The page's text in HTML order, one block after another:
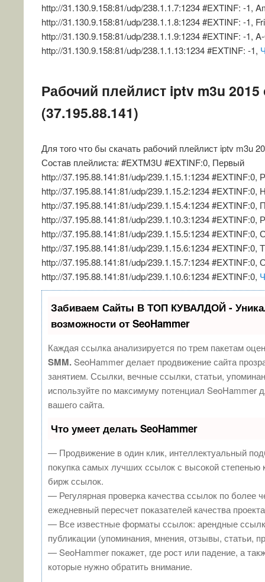
http://31.130.9.158:81/udp/238.1.1.7:1234 #EXTINF: -1,
http://31.130.9.158:81/udp/238.1.1.8:1234 #EXTINF: -1,
http://31.130.9.158:81/udp/238.1.1.9:1234 #EXTINF: -1,
http://31.130.9.158:81/udp/238.1.1.13:1234 #EXTINF: -1,
Рабочий плейлист iptv m3u 2015
(37.195.88.141)
Для того что бы скачать рабочий плейлист iptv m3u
Состав плейлиста: #EXTM3U #EXTINF:0, Первый
http://37.195.88.141:81/udp/239.1.15.1:1234 #EXTINF:0,
http://37.195.88.141:81/udp/239.1.15.2:1234 #EXTINF:0,
http://37.195.88.141:81/udp/239.1.15.4:1234 #EXTINF:0,
http://37.195.88.141:81/udp/239.1.10.3:1234
http://37.195.88.141:81/udp/239.1.15.5:1234 #EXTINF:0,
http://37.195.88.141:81/udp/239.1.15.6:1234 #EXTINF:0,
http://37.195.88.141:81/udp/239.1.15.7:1234 #EXTINF:0,
http://37.195.88.141:81/udp/239.1.10.6:1234 #EXTINF:0,
Забиваем Сайты В ТОП КУВАЛДОЙ -
возможности от SeoHammer
Каждая ссылка анализируется по трем пакетам
SMM.SeoHammer делает продвижение сайта
занятием. Ссылки, вечные ссылки, статьи,
используйте по максимуму потенциал SeoHammer
вашего сайта.
Что умеет делать SeoHammer
— Продвижение в один клик, интеллектуальный
покупка самых лучших ссылок с высокой степенью
бирж ссылок.
— Регулярная проверка качества ссылок по более
ежедневный пересчет показателей качества
— Все известные форматы ссылок: арендные
публикации (упоминания, мнения, отзывы, статьи,
— SeoHammer покажет, где рост или падение, а
которые нужно обратить внимание.